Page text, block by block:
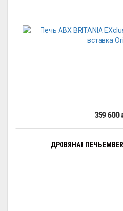
359 600
ДРОВЯНАЯ ПЕЧЬ